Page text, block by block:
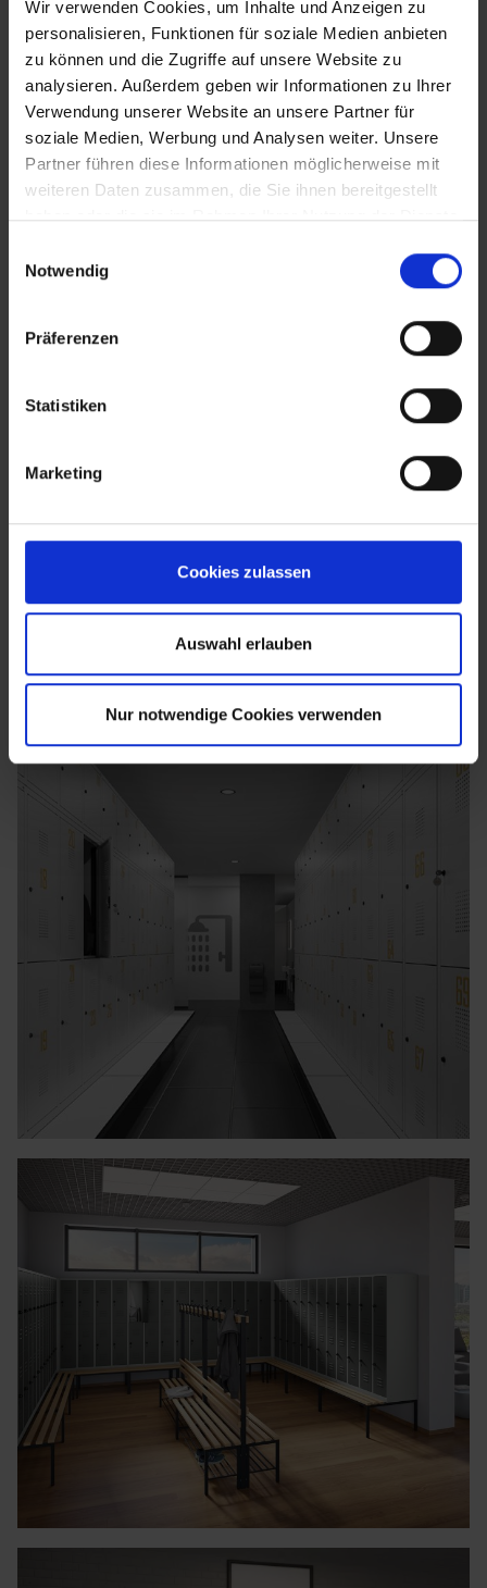
Wir verwenden Cookies, um Inhalte und Anzeigen zu
personalisieren, Funktionen für soziale Medien anbieten
zu können und die Zugriffe auf unsere Website zu
analysieren. Außerdem geben wir Informationen zu Ihrer
Verwendung unserer Website an unsere Partner für
soziale Medien, Werbung und Analysen weiter. Unsere
Partner führen diese Informationen möglicherweise mit
weiteren Daten zusammen, die Sie ihnen bereitgestellt
haben oder die sie im Rahmen Ihrer Nutzung der Dienste
Notwendig
Präferenzen
Statistiken
Marketing
Cookies zulassen
Auswahl erlauben
Nur notwendige Cookies verwenden